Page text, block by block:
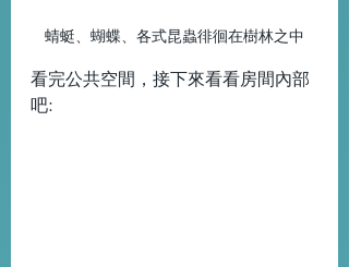
蜻蜓、蝴蝶、各式昆蟲徘徊在樹林之中
看完公共空間，接下來看看房間內部
吧: